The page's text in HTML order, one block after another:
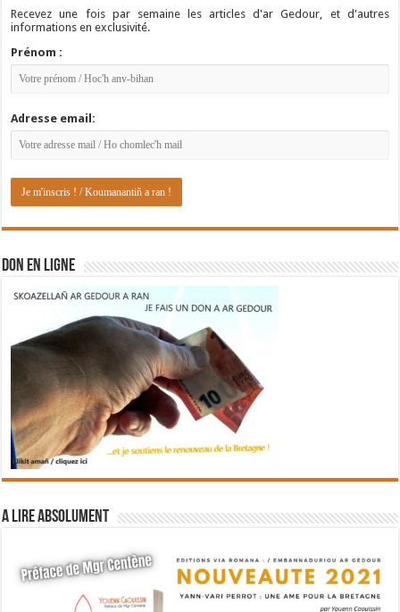
Recevez une fois par semaine les articles d'ar Gedour, et d'autres
informations en exclusivité.
Prénom :
Adresse email:
DON EN LIGNE
A lire absolument